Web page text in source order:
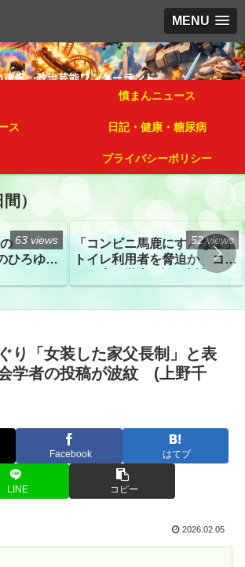
MENU
憤まんニュース
ス 日記・健康・糖尿病
プライバシーポリシー
）
ひろゆき
トでの写
63 views
「コンビニ馬鹿にすんなよ」
トイレ利用者を脅迫か コン
52 views
り「女装した家父長制」と表
学者の投稿が波紋 (上野千
Facebook はてブ
LINE コピー
2026.02.05